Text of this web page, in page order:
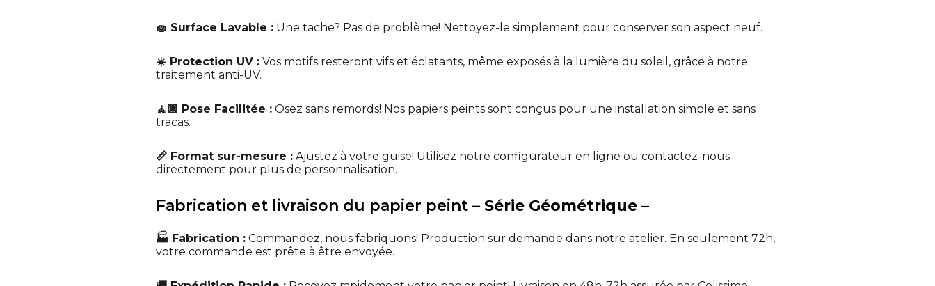
🧽 Surface Lavable : Une tache? Pas de problème! Nettoyez-le simplement pour conserver son aspect neuf.
☀️ Protection UV : Vos motifs resteront vifs et éclatants, même exposés à la lumière du soleil, grâce à notre
traitement anti-UV.
🧘🏼 Pose Facilitée : Osez sans remords! Nos papiers peints sont conçus pour une installation simple et sans
tracas.
📏 Format sur-mesure : Ajustez à votre guise! Utilisez notre configurateur en ligne ou contactez-nous
directement pour plus de personnalisation.
Fabrication et livraison du papier peint – Série Géométrique –
🏭 Fabrication : Commandez, nous fabriquons! Production sur demande dans notre atelier. En seulement 72h,
votre commande est prête à être envoyée.